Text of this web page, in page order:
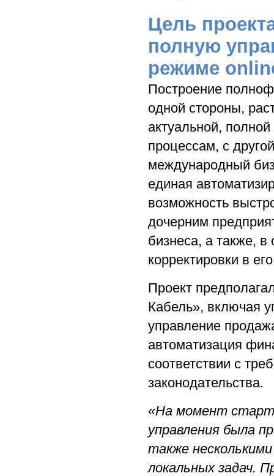
Цель
полную
режиме
Построение
одной стороны,
актуальной,
процессам, с
международный
единая
возможность
дочерним
бизнеса, а также, в
корректировки в
Проект
Кабель», включая
управление
автоматизация
соответствии с
законодательства.
«На момент
управления была
также
локальных задач.